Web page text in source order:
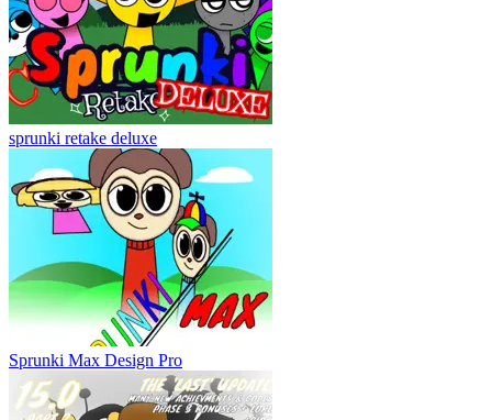
sprunki retake deluxe
Sprunki Max Design Pro